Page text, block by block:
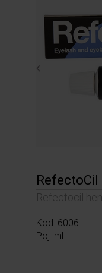
RefectoCil
Refectocil
Kod: 6006
Poj: ml